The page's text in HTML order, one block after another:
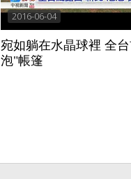
2016-06-04
宛如躺在水晶球裡 全
泡"帳篷